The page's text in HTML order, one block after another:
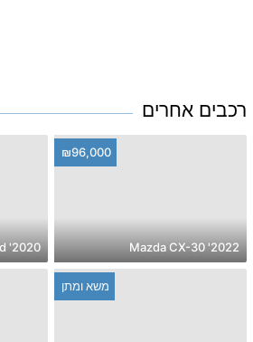
רכבים אחרים
₪96,000
2022' Mazda CX-30
2020' Kia XCeed
משא ומתן